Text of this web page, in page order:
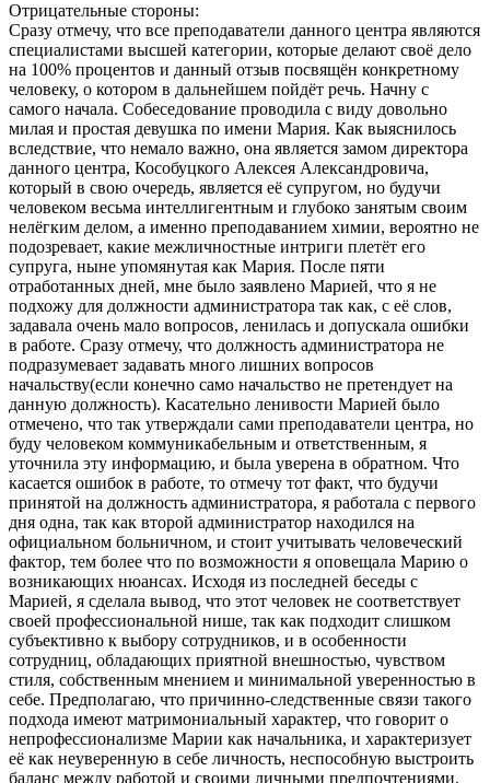
Отрицательные стороны:
Cразу отмечу, что все преподаватели данного центра являются
специалистами высшей категории, которые делают своё дело
на 100% процентов и данный отзыв посвящён конкретному
человеку, о котором в дальнейшем пойдёт речь. Начну с
самого начала. Собеседование проводила с виду довольно
милая и простая девушка по имени Мария. Как выяснилось
вследствие, что немало важно, она является замом директора
данного центра, Кособуцкого Алексея Александровича,
который в свою очередь, является её супругом, но будучи
человеком весьма интеллигентным и глубоко занятым своим
нелёгким делом, а именно преподаванием химии, вероятно не
подозревает, какие межличностные интриги плетёт его
супруга, ныне упомянутая как Мария. После пяти
отработанных дней, мне было заявлено Марией, что я не
подхожу для должности администратора так как, с её слов,
задавала очень мало вопросов, ленилась и допускала ошибки
в работе. Сразу отмечу, что должность администратора не
подразумевает задавать много лишних вопросов
начальству(если конечно само начальство не претендует на
данную должность). Касательно ленивости Марией было
отмечено, что так утверждали сами преподаватели центра, но
буду человеком коммуникабельным и ответственным, я
уточнила эту информацию, и была уверена в обратном. Что
касается ошибок в работе, то отмечу тот факт, что будучи
принятой на должность администратора, я работала с первого
дня одна, так как второй администратор находился на
официальном больничном, и стоит учитывать человеческий
фактор, тем более что по возможности я оповещала Марию о
возникающих нюансах. Исходя из последней беседы с
Марией, я сделала вывод, что этот человек не соответствует
своей профессиональной нише, так как подходит слишком
субъективно к выбору сотрудников, и в особенности
сотрудниц, обладающих приятной внешностью, чувством
стиля, собственным мнением и минимальной уверенностью в
себе. Предполагаю, что причинно-следственные связи такого
подхода имеют матримониальный характер, что говорит о
непрофессионализме Марии как начальника, и характеризует
её как неуверенную в себе личность, неспособную выстроить
баланс между работой и своими личными предпочтениями.